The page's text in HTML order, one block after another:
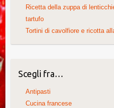
Ricetta della zuppa di
tartufo
Tortini di cavolfiore e ricotta
Scegli fra…
Antipasti
Cucina francese